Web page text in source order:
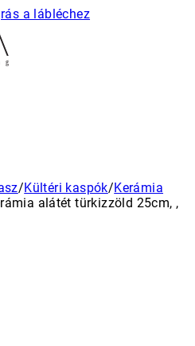
a lábléchez
o m e & l i v i n g
/Kültéri kaspók/Kerámia
alátét türkizzöld 25cm, ,